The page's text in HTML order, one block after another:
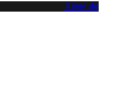
Liste de